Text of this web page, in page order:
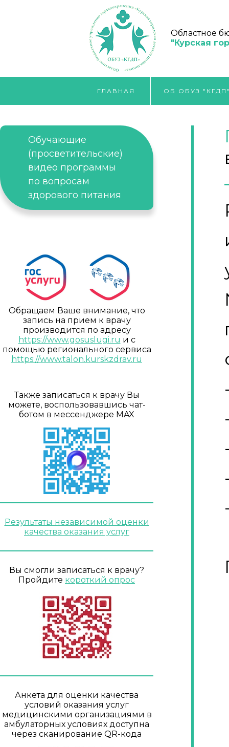
Областное
"Курская
ГЛАВНАЯ ОБ ОБУЗ
Обучающие
(просветительские)
видео программы
по вопросам
здорового питания
Обращаем Ваше внимание, что
запись на прием к врачу
производится по адресу
https://www.gosuslugi.ru и с
помощью регионального сервиса
https://www.talon.kurskzdrav.ru
Также записаться к врачу Вы
можете, воспользовавшись чат-
ботом в мессенджере MAX
Результаты независимой оценки
качества оказания услуг
Вы смогли записаться к врачу?
Пройдите короткий опрос
Анкета для оценки качества
условий оказания услуг
медицинскими организациями в
амбулаторных условиях доступна
через сканирование QR-кода